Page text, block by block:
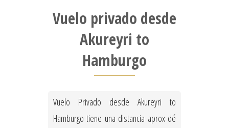
Vuelo privado desde
Akureyri to
Hamburgo
Vuelo Privado desde Akureyri to
Hamburgo tiene una distancia aprox dé